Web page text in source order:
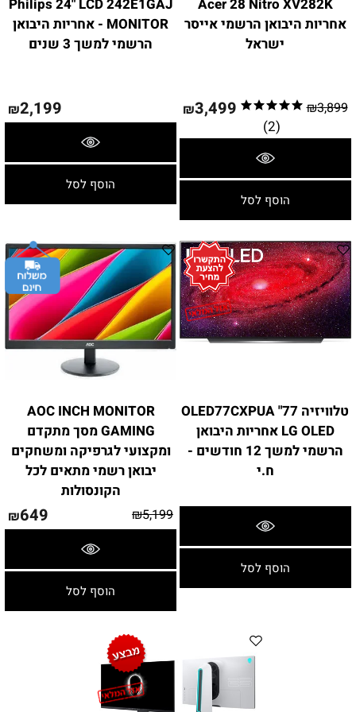
Acer 28 Nitro XV282K
אחריות היבואן הרשמי אייסר
ישראל
₪3,899
₪3,499
(2)
הוסף לסל
Philips 24" LCD 242E1GAJ
MONITOR - אחריות היבואן
הרשמי למשך 3 שנים
₪2,199
הוסף לסל
טלוויזיה 77" OLED77CXPUA
LG OLED אחריות היבואן
הרשמי למשך 12 חודשים -
ח.י
הוסף לסל
AOC INCH MONITOR
GAMING מסך מתקדם
ומקצועי לגרפיקה ומשחקים
יבואן רשמי מתאים לכל
הקונסולות
₪5,199
₪649
הוסף לסל